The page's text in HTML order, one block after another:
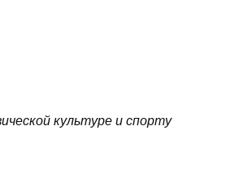
культуре и спорту